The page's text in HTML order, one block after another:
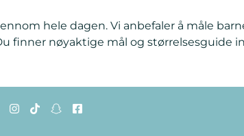
hele dagen. Vi anbefaler å måle
finner nøyaktige mål og størrelsesguide